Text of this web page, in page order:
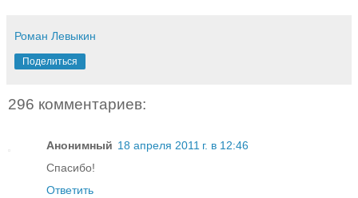
Роман Левыкин
Поделиться
296 комментариев:
Анонимный 18 апреля 2011 г. в 12:46
Спасибо!
Ответить